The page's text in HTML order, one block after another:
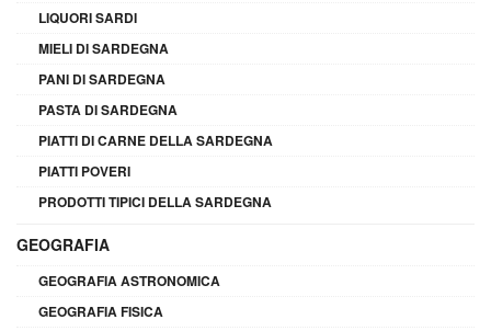
LIQUORI SARDI
MIELI DI SARDEGNA
PANI DI SARDEGNA
PASTA DI SARDEGNA
PIATTI DI CARNE DELLA SARDEGNA
PIATTI POVERI
PRODOTTI TIPICI DELLA SARDEGNA
GEOGRAFIA
GEOGRAFIA ASTRONOMICA
GEOGRAFIA FISICA